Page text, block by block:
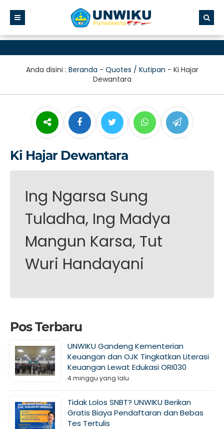
Anda disini : Beranda - Quotes / Kutipan - Ki Hajar
Dewantara
Ki Hajar Dewantara
Ing Ngarsa Sung
Tuladha, Ing Madya
Mangun Karsa, Tut
Wuri Handayani
Pos Terbaru
UNWIKU Gandeng Kementerian
Keuangan dan OJK Tingkatkan Literasi
Keuangan Lewat Edukasi ORI030
4 minggu yang lalu
Tidak Lolos SNBT? UNWIKU Berikan
Gratis Biaya Pendaftaran dan Bebas
Tes Tertulis